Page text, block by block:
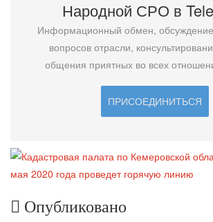
Народной СРО в T
Информационный обмен,
вопросов отрасли,
общения приятных во всех
ПРИСОЕДИНИТЬСЯ
Опубликовано